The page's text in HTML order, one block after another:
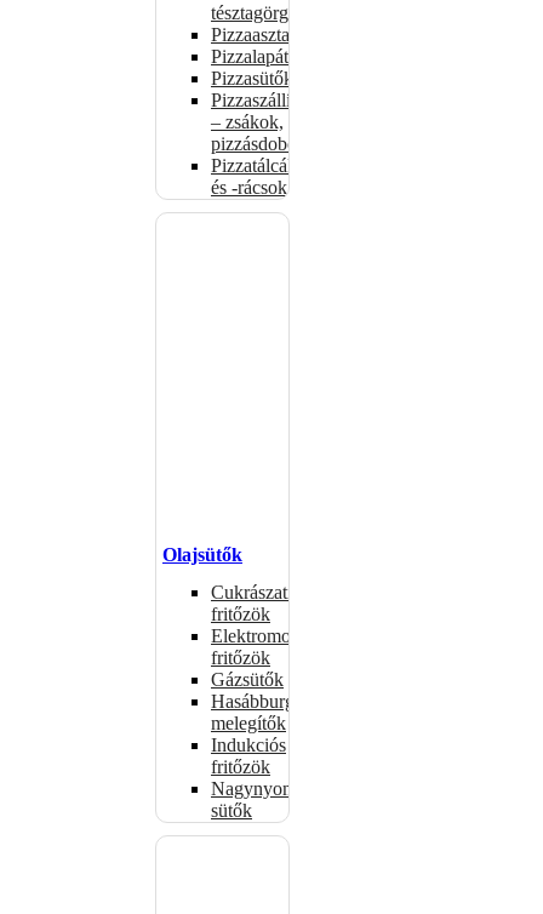
tésztagörgők
Pizzaasztalok
Pizzalapátok
Pizzasütők
Pizzaszállítás
– zsákok,
pizzásdobozok
Pizzatálcák
és -rácsok
Olajsütők
Cukrászati
fritőzök
Elektromos
fritőzök
Gázsütők
Hasábburgonya
melegítők
Indukciós
fritőzök
Nagynyomású
sütők